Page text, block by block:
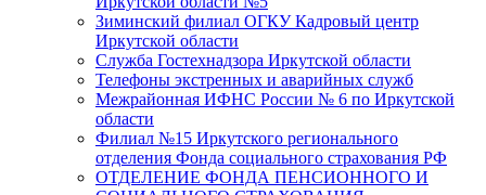
Зиминский филиал ОГКУ Кадровый центр
Иркутской области
Служба Гостехнадзора Иркутской области
Телефоны экстренных и аварийных служб
Межрайонная ИФНС России № 6 по Иркутской
области
Филиал №15 Иркутского регионального
отделения Фонда социального страхования РФ
ОТДЕЛЕНИЕ ФОНДА ПЕНСИОННОГО И